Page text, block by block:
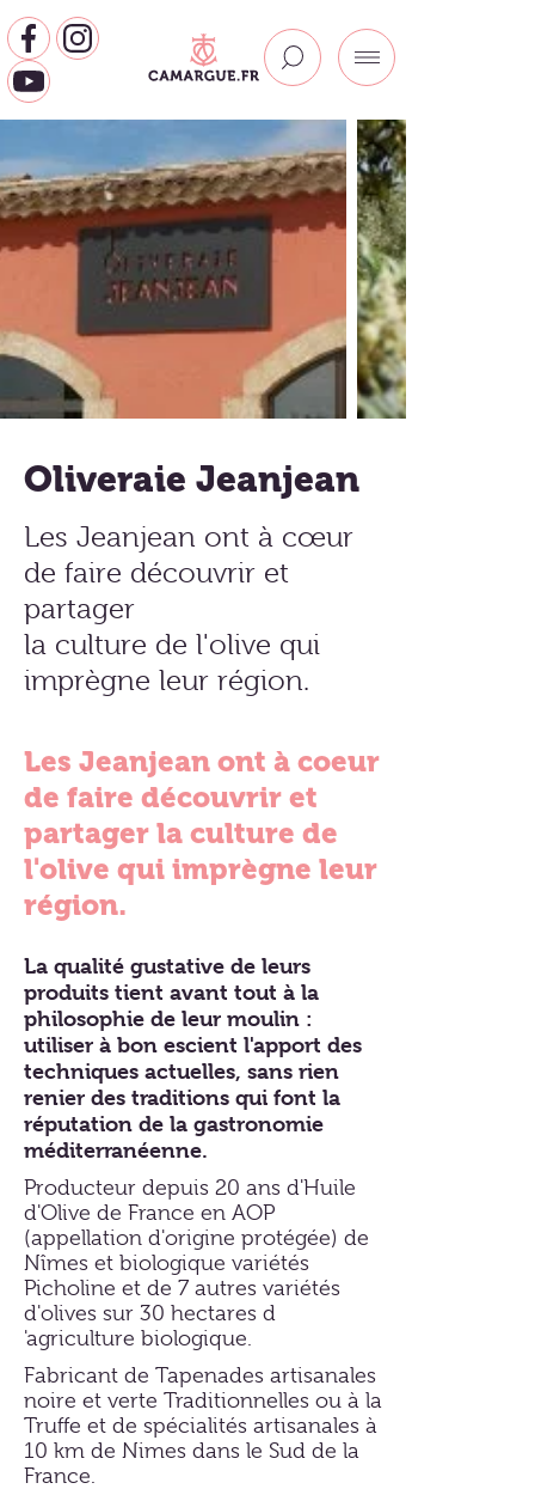
Oliveraie Jeanjean
Les Jeanjean ont à cœur
de faire découvrir et
partager
la culture de l'olive qui
imprègne leur région.
Les Jeanjean ont à coeur
de faire découvrir et
partager la culture de
l'olive qui imprègne leur
région.
La qualité gustative de leurs
produits tient avant tout à la
philosophie de leur moulin :
utiliser à bon escient l'apport des
techniques actuelles, sans rien
renier des traditions qui font la
réputation de la gastronomie
méditerranéenne.
Producteur depuis 20 ans d'Huile
d'Olive de France en AOP
(appellation d'origine protégée) de
Nîmes et biologique variétés
Picholine et de 7 autres variétés
d'olives sur 30 hectares d
'agriculture biologique.
Fabricant de Tapenades artisanales
noire et verte Traditionnelles ou à la
Truffe et de spécialités artisanales à
10 km de Nimes dans le Sud de la
France.